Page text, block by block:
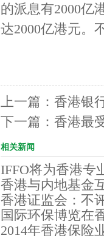
的派息有2000亿
达2000亿港元。
上一篇： 香港银
下一篇： 香港最
相关新闻
IFFO将为香港专
香港与内地基金
香港证监会：不
国际环保博览在
2014年香港保险